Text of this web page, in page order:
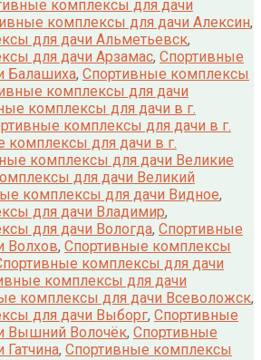
комплексы для дачи
комплексы для дачи Алексин,
для дачи Альметьевск,
для дачи Арзамас, Спортивные
Балашиха, Спортивные комплексы
комплексы для дачи
комплексы для дачи в г.
комплексы для дачи в г.
комплексы для дачи в г.
комплексы для дачи Великие
для дачи Великий
комплексы для дачи Видное,
для дачи Владимир,
для дачи Вологда, Спортивные
Волхов, Спортивные комплексы
комплексы для дачи
комплексы для дачи
комплексы для дачи Всеволожск,
для дачи Выборг, Спортивные
Вышний Волочёк, Спортивные
, Спортивные комплексы